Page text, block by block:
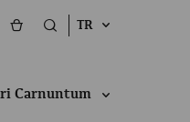
TR
Carnuntum